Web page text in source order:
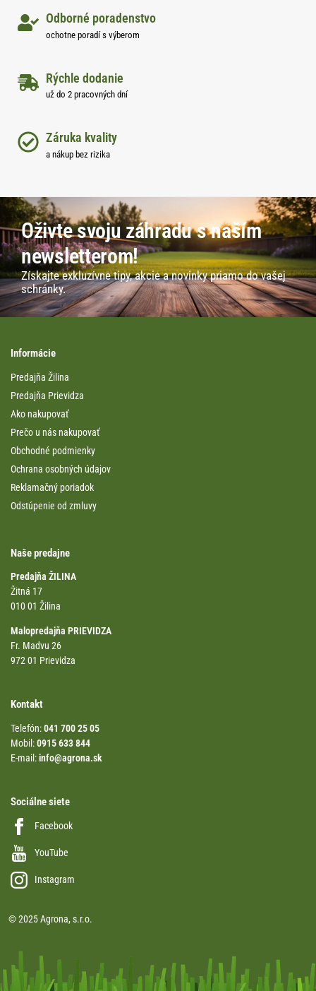
Odborné poradenstvo
ochotne poradí s výberom
Rýchle dodanie
už do 2 pracovných dní
Záruka kvality
a nákup bez rizika
Oživte svoju záhradu s naším
newsletterom!
Získajte exkluzívne tipy, akcie a novinky priamo do vašej
schránky.
Informácie
Predajňa Žilina
Predajňa Prievidza
Ako nakupovať
Prečo u nás nakupovať
Obchodné podmienky
Ochrana osobných údajov
Reklamačný poriadok
Odstúpenie od zmluvy
Naše predajne
Predajňa ŽILINA
Žitná 17
010 01 Žilina
Malopredajňa PRIEVIDZA
Fr. Madvu 26
972 01 Prievidza
Kontakt
Telefón:041 700 25 05
Mobil:0915 633 844
E-mail:info@agrona.sk
Sociálne siete
Facebook
YouTube
Instagram
© 2025 Agrona, s.r.o.